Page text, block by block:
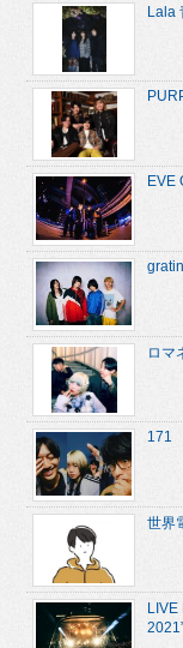
Lala
EVE
ロマ
171
世界
LIVE